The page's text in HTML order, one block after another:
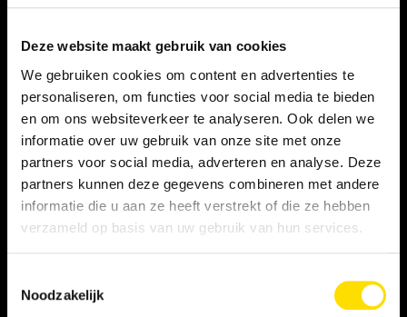
Deze website maakt gebruik van cookies
We gebruiken cookies om content en advertenties te
personaliseren, om functies voor social media te bieden
en om ons websiteverkeer te analyseren. Ook delen we
informatie over uw gebruik van onze site met onze
partners voor social media, adverteren en analyse. Deze
partners kunnen deze gegevens combineren met andere
informatie die u aan ze heeft verstrekt of die ze hebben
verzameld op basis van uw gebruik van hun services.
Noodzakelijk